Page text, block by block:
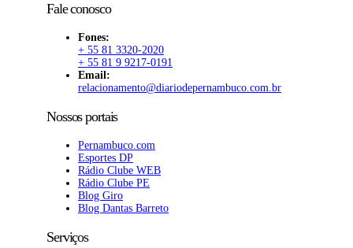
Fale conosco
Fones:
+ 55 81 3320-2020
+ 55 81 9 9217-0191
Email:
relacionamento@diariodepernambuco.com.br
Nossos portais
Pernambuco.com
Esportes DP
Rádio Clube WEB
Rádio Clube PE
Blog Giro
Blog Dantas Barreto
Serviços